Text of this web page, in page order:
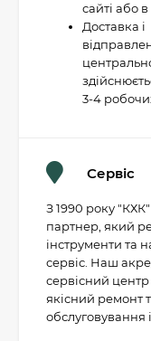
сайті або
Доставка і
3-4
Сервіс
З 1990 року
партнер, який
інструменти та
сервіс. Наш
сервісний центр
якісний ремонт
обслуговування